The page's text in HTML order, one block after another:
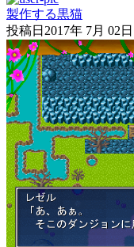
製作する黒猫
投稿日 2017年 7月 02日